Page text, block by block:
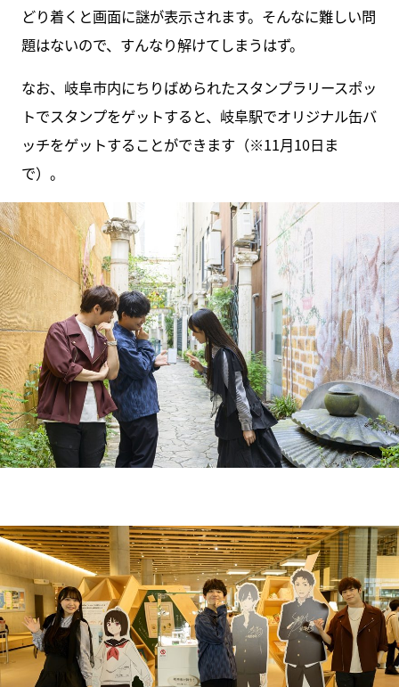
どり着くと画面に謎が表示されます。そんなに難しい問
題はないので、すんなり解けてしまうはず。
なお、岐阜市内にちりばめられたスタンプラリースポッ
トでスタンプをゲットすると、岐阜駅でオリジナル缶バ
ッチをゲットすることができます（※11月10日ま
で）。